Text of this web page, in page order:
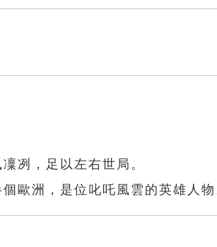
冽，足以左右世局。
歐洲，是位叱吒風雲的英雄人物